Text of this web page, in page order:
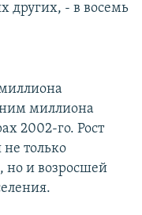
других, - в восемь
миллиона
2002-го. Рост
не только
но и возросшей